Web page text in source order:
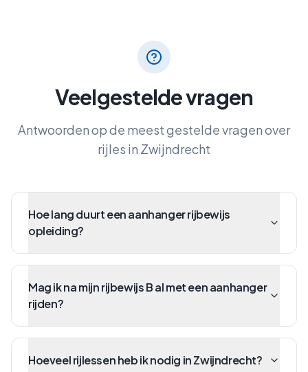
Veelgestelde vragen
Antwoorden op de meest gestelde vragen over
rijles in Zwijndrecht
Hoe lang duurt een aanhanger rijbewijs
opleiding?
Mag ik na mijn rijbewijs B al met een aanhanger
rijden?
Hoeveel rijlessen heb ik nodig in Zwijndrecht?